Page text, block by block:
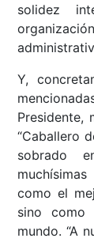
solidez
Y,
Presidente,
“Caballero
sobrado
como el
sino como
mundo. “A